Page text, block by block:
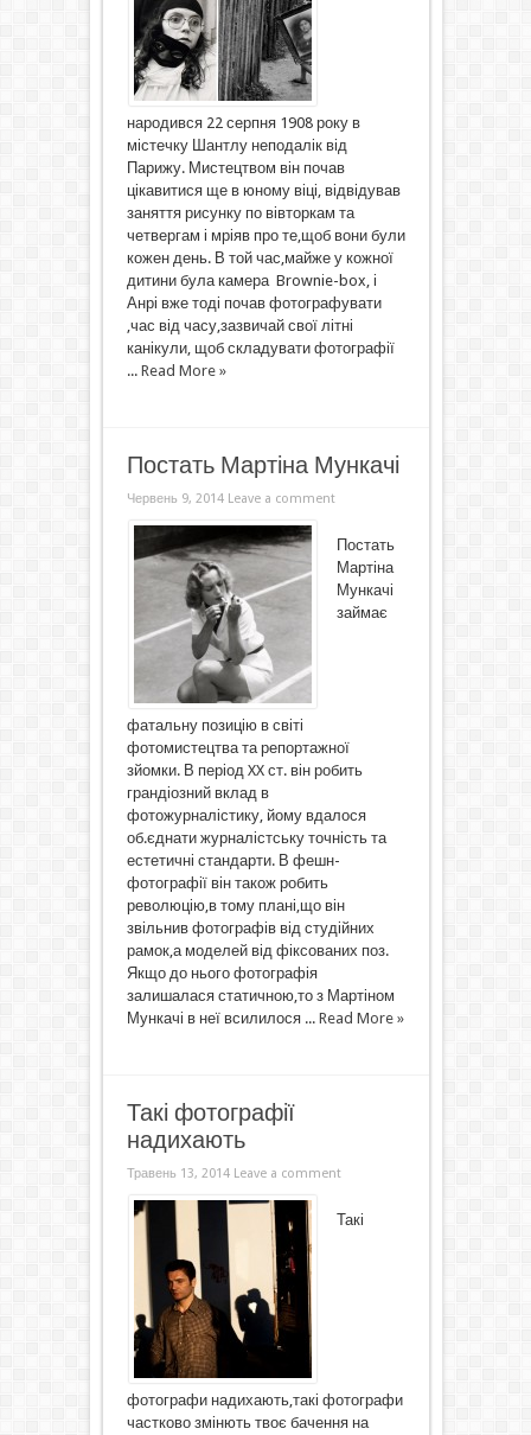
народився 22 серпня 1908 року в
містечку Шантлу неподалік від
Парижу. Мистецтвом він почав
цікавитися ще в юному віці, відвідував
заняття рисунку по вівторкам та
четвергам і мріяв про те,щоб вони були
кожен день. В той час,майже у кожної
дитини була камера Brownie-box, і
Анрі вже тоді почав фотографувати
,час від часу,зазвичай свої літні
канікули, щоб складувати фотографії
... Read More »
Постать Мартіна Мункачі
Червень 9, 2014 Leave a comment
Постать
Мартіна
Мункачі
займає
фатальну позицію в світі
фотомистецтва та репортажної
зйомки. В період XX ст. він робить
грандіозний вклад в
фотожурналістику, йому вдалося
об.єднати журналістську точність та
естетичні стандарти. В фешн-
фотографії він також робить
революцію,в тому плані,що він
звільнив фотографів від студійних
рамок,а моделей від фіксованих поз.
Якщо до нього фотографія
залишалася статичною,то з Мартіном
Мункачі в неї всилилося ... Read More »
Такі фотографії
надихають
Травень 13, 2014 Leave a comment
Такі
фотографи надихають,такі фотографи
частково змінють твоє бачення на